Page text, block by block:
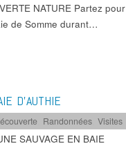
NATURE Partez pour
de Somme durant…
D’AUTHIE
Randonnées ,Visites
SAUVAGE EN BAIE